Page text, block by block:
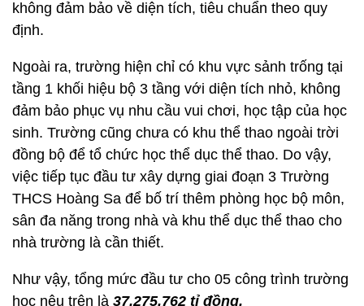
không đảm bảo về diện tích, tiêu chuẩn theo quy
định.
Ngoài ra, trường hiện chỉ có khu vực sảnh trống tại
tầng 1 khối hiệu bộ 3 tầng với diện tích nhỏ, không
đảm bảo phục vụ nhu cầu vui chơi, học tập của học
sinh. Trường cũng chưa có khu thể thao ngoài trời
đồng bộ để tổ chức học thể dục thể thao. Do vậy,
việc tiếp tục đầu tư xây dựng giai đoạn 3 Trường
THCS Hoàng Sa để bố trí thêm phòng học bộ môn,
sân đa năng trong nhà và khu thể dục thể thao cho
nhà trường là cần thiết.
Như vậy, tổng mức đầu tư cho 05 công trình trường
học nêu trên là 37,275.762 tỉ đồng.